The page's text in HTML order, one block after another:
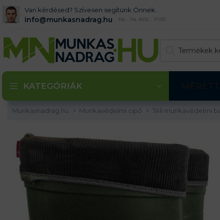
Van kérdésed? Szívesen segítünk Önnek.
info@munkasnadrag.hu Hé - Pé: 8:00 - 17:00
KATEGÓRIÁK
Munkasnadrag.hu Munkavédelmi cipő Téli munkavédelmi